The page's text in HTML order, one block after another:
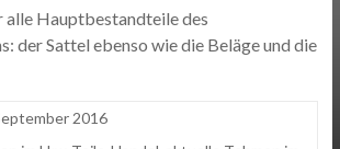
alle Hauptbestandteile des
der Sattel ebenso wie die Beläge und die
2016